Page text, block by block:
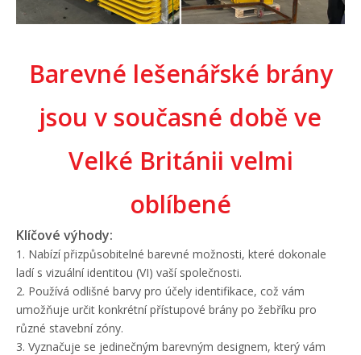
Barevné lešenářské brány
jsou v současné době ve
Velké Británii velmi
oblíbené
Klíčové výhody:
1. Nabízí přizpůsobitelné barevné možnosti, které dokonale
ladí s vizuální identitou (VI) vaší společnosti.
2. Používá odlišné barvy pro účely identifikace, což vám
umožňuje určit konkrétní přístupové brány po žebříku pro
různé stavební zóny.
3. Vyznačuje se jedinečným barevným designem, který vám